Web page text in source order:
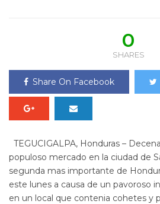
0
SHARES
Share On Facebook
TEGUCIGALPA, Honduras –
populoso mercado en la ciudad de
segunda mas importante de
este lunes a causa de un pavoroso
en un local que contenia cohetes y